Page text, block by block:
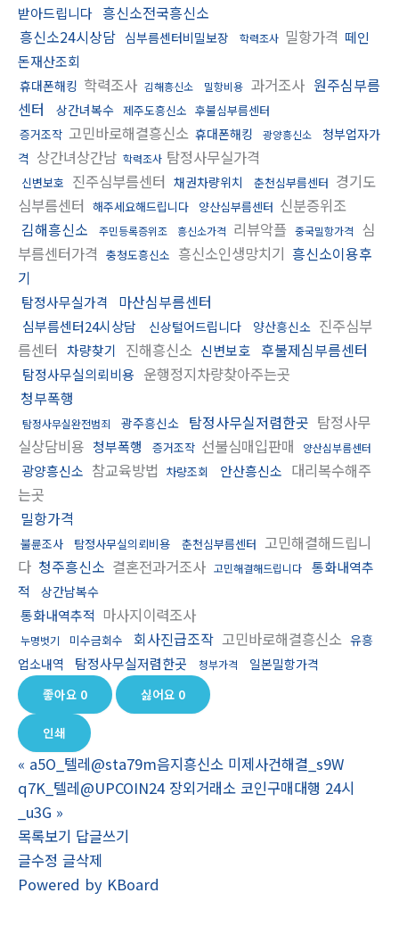
받아드립니다 흥신소전국흥신소
흥신소24시상담 심부름센터비밀보장 학력조사 밀항가격 떼인
돈재산조회
휴대폰해킹 학력조사 김해흥신소 밀항비용 과거조사 원주심부름
센터
상간녀복수 제주도흥신소 후불심부름센터
증거조작 고민바로해결흥신소 휴대폰해킹 광양흥신소
청부업자가
격 상간녀상간남 학력조사 탐정사무실가격
신변보호 진주심부름센터 채권차량위치 춘천심부름센터 경기도
심부름센터 해주세요해드립니다 양산심부름센터 신분증위조
김해흥신소
주민등록증위조 흥신소가격 리뷰악플 중국밀항가격
심
부름센터가격 충청도흥신소 흥신소인생망치기 흥신소이용후
기
탐정사무실가격 마산심부름센터
심부름센터24시상담 신상털어드립니다 양산흥신소 진주심부
름센터 차량찾기 진해흥신소 신변보호 후불제심부름센터
탐정사무실의뢰비용 운행정지차량찾아주는곳
청부폭행
탐정사무실완전범죄 광주흥신소 탐정사무실저렴한곳 탐정사무
실상담비용 청부폭행 증거조작 선불심매입판매 양산심부름센터
광양흥신소 참교육방법 차량조회 안산흥신소 대리복수해주
는곳
밀항가격
불륜조사 탐정사무실의뢰비용 춘천심부름센터 고민해결해드립니
다 청주흥신소 결혼전과거조사 고민해결해드립니다
통화내역추
적
상간남복수
통화내역추적 마사지이력조사
누명벗기 미수금회수 회사진급조작 고민바로해결흥신소 유흥
업소내역
탐정사무실저렴한곳 청부가격
일본밀항가격
좋아요 0 싫어요 0
인쇄
« a5O_텔레@sta79m음지흥신소 미제사건해결_s9W
q7K_텔레@UPCOIN24 장외거래소 코인구매대행 24시
_u3G »
목록보기 답글쓰기
글수정 글삭제
Powered by KBoard